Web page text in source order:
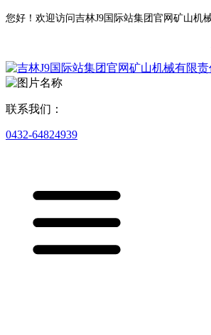
您好！欢迎访问吉林J9国际站集团官网矿山机
联系我们：
0432-64824939